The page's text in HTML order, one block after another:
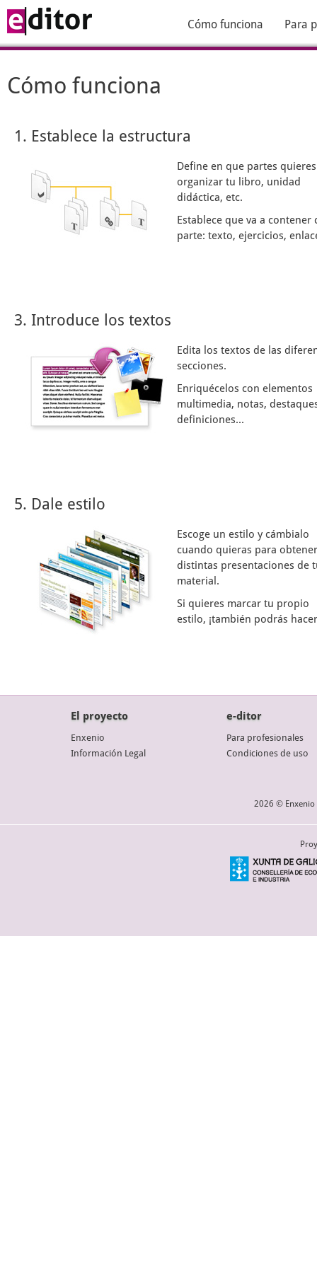
Cómo funciona Para
Cómo funciona
1. Establece la estructura
Define en que partes quieres
organizar tu libro, unidad
didáctica, etc.
Establece que va a contener
parte: texto, ejercicios,
3. Introduce los textos
Edita los textos de las
secciones.
Enriquécelos con elementos
multimedia, notas,
definiciones...
5. Dale estilo
Escoge un estilo y cámbialo
cuando quieras para obtener
distintas presentaciones de
material.
Si quieres marcar tu propio
estilo, ¡también podrás
El proyecto
Enxenio
Información Legal
e-ditor
Para profesionales
Condiciones de uso
2026 © Enxenio